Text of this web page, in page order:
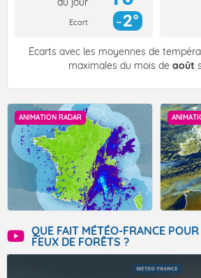
Ecart 2°
Écarts avec les moyennes de
maximales du mois de août
ANIMATION RADAR
QUE FAIT MÉTÉO-FRANCE
FEUX DE FORÊTS ?